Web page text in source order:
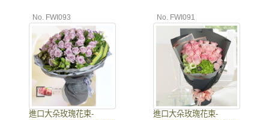
No. FWI093
進口大朵玫瑰花束-
No. FWI091
進口大朵玫瑰花束-